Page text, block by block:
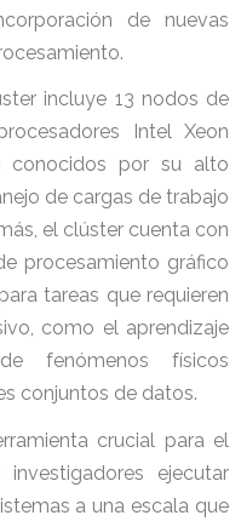
de nuevas
incluye 13 nodos de
Intel Xeon
conocidos por su alto
de cargas de trabajo
el clúster cuenta con
procesamiento gráfico
tareas que requieren
como el aprendizaje
fenómenos físicos
conjuntos de datos.
crucial para el
ejecutar
a una escala que